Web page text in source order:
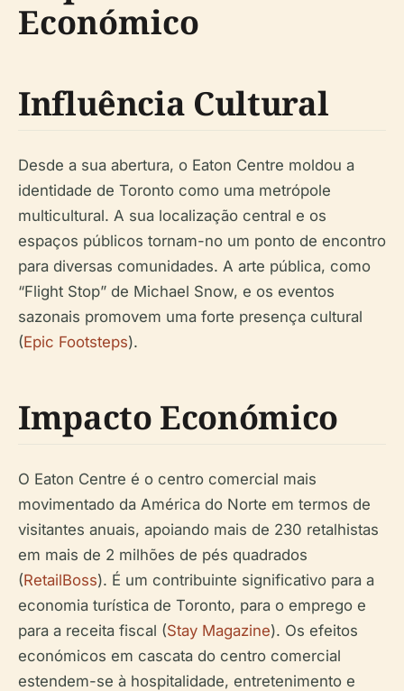
Económico
Influência Cultural
Desde a sua abertura, o Eaton Centre moldou a
identidade de Toronto como uma metrópole
multicultural. A sua localização central e os
espaços públicos tornam-no um ponto de encontro
para diversas comunidades. A arte pública, como
“Flight Stop” de Michael Snow, e os eventos
sazonais promovem uma forte presença cultural
(Epic Footsteps).
Impacto Económico
O Eaton Centre é o centro comercial mais
movimentado da América do Norte em termos de
visitantes anuais, apoiando mais de 230 retalhistas
em mais de 2 milhões de pés quadrados
(RetailBoss). É um contribuinte significativo para a
economia turística de Toronto, para o emprego e
para a receita fiscal (Stay Magazine). Os efeitos
económicos em cascata do centro comercial
estendem-se à hospitalidade, entretenimento e